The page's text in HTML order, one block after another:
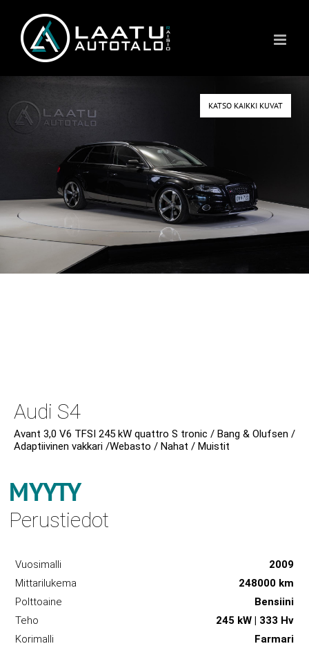
content
KATSO KAIKKI KUVAT
Audi S4
Avant 3,0 V6 TFSI 245 kW quattro S tronic / Bang & Olufsen /
Adaptiivinen vakkari /Webasto / Nahat / Muistit
MYYTY
Perustiedot
Vuosimalli
2009
Mittarilukema
248000 km
Polttoaine
Bensiini
Teho
245 kW | 333 Hv
Korimalli
Farmari